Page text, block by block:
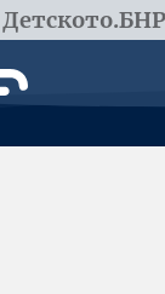
Детското.БНР